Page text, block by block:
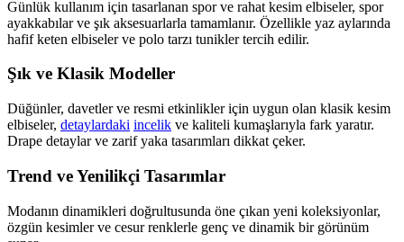
Günlük kullanım için tasarlanan spor ve rahat kesim elbiseler, spor
ayakkabılar ve şık aksesuarlarla tamamlanır. Özellikle yaz aylarında
hafif keten elbiseler ve polo tarzı tunikler tercih edilir.
Şık ve Klasik Modeller
Düğünler, davetler ve resmi etkinlikler için uygun olan klasik kesim
elbiseler, detaylardaki incelik ve kaliteli kumaşlarıyla fark yaratır.
Drape detaylar ve zarif yaka tasarımları dikkat çeker.
Trend ve Yenilikçi Tasarımlar
Modanın dinamikleri doğrultusunda öne çıkan yeni koleksiyonlar,
özgün kesimler ve cesur renklerle genç ve dinamik bir görünüm